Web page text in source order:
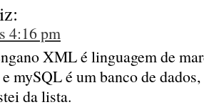
4:16 pm
XML é linguagem de
mySQL é um banco de
da lista.